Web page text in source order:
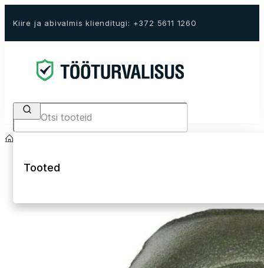
Kiire ja abivalmis klienditugi: +372 5611 1260
Search
Tooted
Avaleht